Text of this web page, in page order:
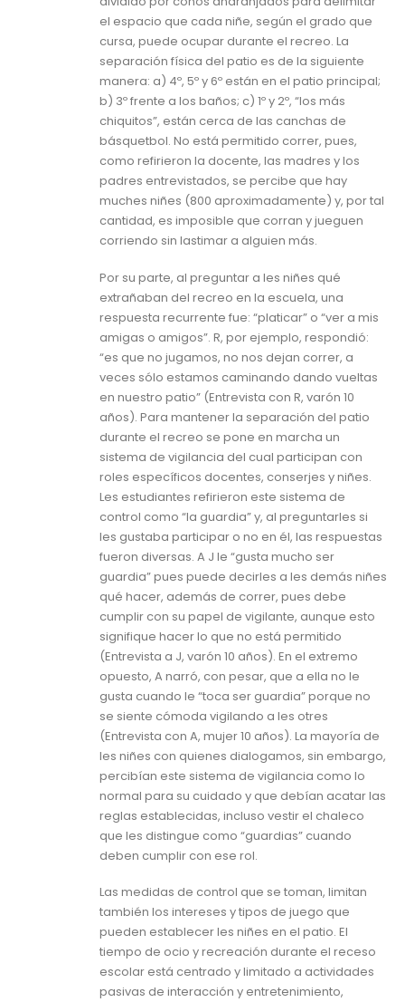
el espacio que cada niñe, según el grado que
cursa, puede ocupar durante el recreo. La
separación física del patio es de la siguiente
manera: a) 4º, 5º y 6º están en el patio principal;
b) 3º frente a los baños; c) 1º y 2º, “los más
chiquitos”, están cerca de las canchas de
básquetbol. No está permitido correr, pues,
como refirieron la docente, las madres y los
padres entrevistados, se percibe que hay
muches niñes (800 aproximadamente) y, por tal
cantidad, es imposible que corran y jueguen
corriendo sin lastimar a alguien más.
Por su parte, al preguntar a les niñes qué
extrañaban del recreo en la escuela, una
respuesta recurrente fue: “platicar” o “ver a mis
amigas o amigos”. R, por ejemplo, respondió:
“es que no jugamos, no nos dejan correr, a
veces sólo estamos caminando dando vueltas
en nuestro patio” (Entrevista con R, varón 10
años). Para mantener la separación del patio
durante el recreo se pone en marcha un
sistema de vigilancia del cual participan con
roles específicos docentes, conserjes y niñes.
Les estudiantes refirieron este sistema de
control como “la guardia” y, al preguntarles si
les gustaba participar o no en él, las respuestas
fueron diversas. A J le “gusta mucho ser
guardia” pues puede decirles a les demás niñes
qué hacer, además de correr, pues debe
cumplir con su papel de vigilante, aunque esto
signifique hacer lo que no está permitido
(Entrevista a J, varón 10 años). En el extremo
opuesto, A narró, con pesar, que a ella no le
gusta cuando le “toca ser guardia” porque no
se siente cómoda vigilando a les otres
(Entrevista con A, mujer 10 años). La mayoría de
les niñes con quienes dialogamos, sin embargo,
percibían este sistema de vigilancia como lo
normal para su cuidado y que debían acatar las
reglas establecidas, incluso vestir el chaleco
que les distingue como “guardias” cuando
deben cumplir con ese rol.
Las medidas de control que se toman, limitan
también los intereses y tipos de juego que
pueden establecer les niñes en el patio. El
tiempo de ocio y recreación durante el receso
escolar está centrado y limitado a actividades
pasivas de interacción y entretenimiento,